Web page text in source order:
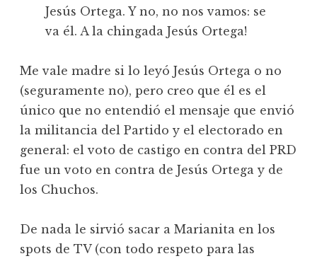
Jesús Ortega. Y no, no nos vamos: se
va él. A la chingada Jesús Ortega!
Me vale madre si lo leyó Jesús Ortega o no
(seguramente no), pero creo que él es el
único que no entendió el mensaje que envió
la militancia del Partido y el electorado en
general: el voto de castigo en contra del PRD
fue un voto en contra de Jesús Ortega y de
los Chuchos.
De nada le sirvió sacar a Marianita en los
spots de TV (con todo respeto para las